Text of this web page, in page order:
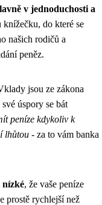
v jednoduchosti a
do které se
našich rodičů a
peněz.
jsou ze zákona
úspory se bát
peníze kdykoliv k
lhůtou - za to vám banka
nízké, že vaše peníze
prostě rychlejší než